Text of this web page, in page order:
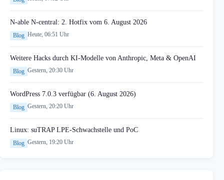
N-able N-central: 2. Hotfix vom 6. August 2026
Blog Heute, 06:51 Uhr
Weitere Hacks durch KI-Modelle von Anthropic, Meta & OpenAI
Blog Gestern, 20:30 Uhr
WordPress 7.0.3 verfügbar (6. August 2026)
Blog Gestern, 20:20 Uhr
Linux: suTRAP LPE-Schwachstelle und PoC
Blog Gestern, 19:20 Uhr